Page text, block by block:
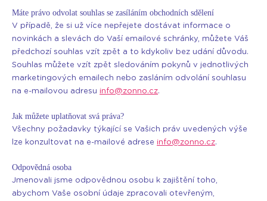
Máte právo odvolat souhlas se zasíláním obchodních sdělení
V případě, že si už více nepřejete dostávat informace o
novinkách a slevách do Vaší emailové schránky, můžete Váš
předchozí souhlas vzít zpět a to kdykoliv bez udání důvodu.
Souhlas můžete vzít zpět sledováním pokynů v jednotlivých
marketingových emailech nebo zasláním odvolání souhlasu
na e-mailovou adresu info@zonno.cz.
Jak můžete uplatňovat svá práva?
Všechny požadavky týkající se Vašich práv uvedených výše
lze konzultovat na e-mailové adrese info@zonno.cz.
Odpovědná osoba
Jmenovali jsme odpovědnou osobu k zajištění toho,
abychom Vaše osobní údaje zpracovali otevřeným,